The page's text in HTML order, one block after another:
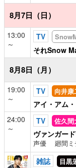
8月7日（日）
13:00
～
TV
それSnow
8月8日（月）
19:00
～
TV 向井康
アイ・アム
24:00
～
TV 佐久間
ヴァンガー
声優 廻間ミ
雑誌 目黒